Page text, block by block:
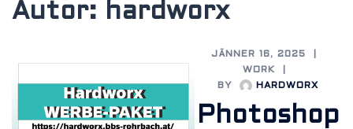
Autor: hardworx
JÄNNER 16, 2025
WORK
BY
HARDWORX
Photoshop